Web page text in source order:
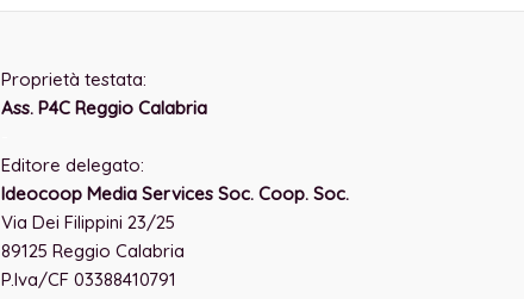
Proprietà testata:
Ass. P4C Reggio Calabria
Editore delegato:
Ideocoop Media Services Soc. Coop. Soc.
Via Dei Filippini 23/25
89125 Reggio Calabria
P.Iva/CF 03388410791